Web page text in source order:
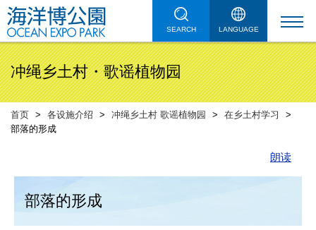
SEARCH LANGUAGE
冲绳乡土村・歌谣植物园
首页 各设施介绍 冲绳乡土村 歌谣植物园
在乡土村学习
部落的形成
朗读
部落的形成